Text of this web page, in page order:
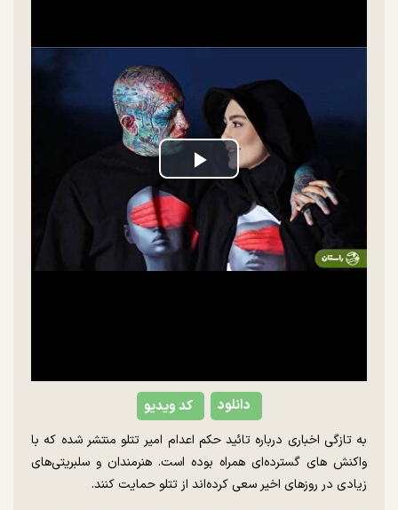
Play
Video
کد ویدیو دانلود
به تازگی اخباری درباره تائید حکم اعدام امیر تتلو منتشر شده که با
واکنش های گسترده‌ای همراه بوده است. هنرمندان و سلبریتی‌های
زیادی در روزهای اخیر سعی کرده‌اند از تتلو حمایت کنند.